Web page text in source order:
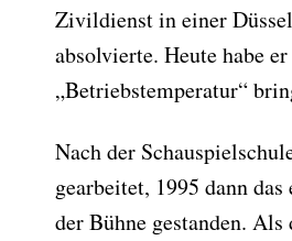
Zivildienst in einer
absolvierte. Heute habe
„Betriebstemperatur“
Nach der
gearbeitet, 1995 dann
der Bühne gestanden.